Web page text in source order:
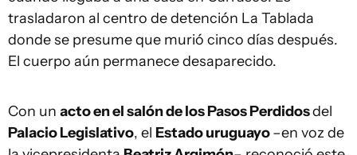
trasladaron al centro de detención La Tablada
donde se presume que murió cinco días después.
El cuerpo aún permanece desaparecido.
Con un acto en el salón de los Pasos Perdidosdel
Palacio Legislativo, el Estado uruguayo–en voz de